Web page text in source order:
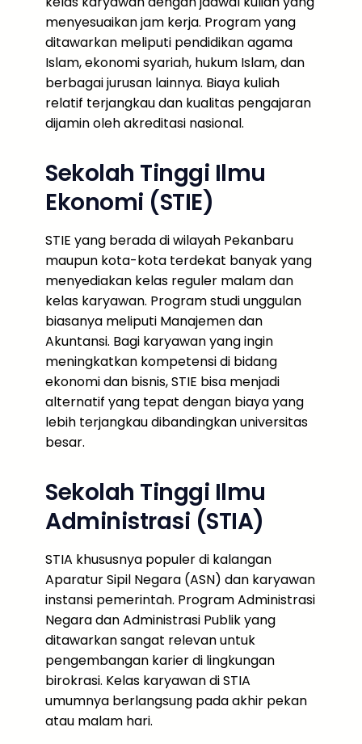
menyesuaikan jam kerja. Program yang
ditawarkan meliputi pendidikan agama
Islam, ekonomi syariah, hukum Islam, dan
berbagai jurusan lainnya. Biaya kuliah
relatif terjangkau dan kualitas pengajaran
dijamin oleh akreditasi nasional.
Sekolah Tinggi Ilmu
Ekonomi (STIE)
STIE yang berada di wilayah Pekanbaru
maupun kota-kota terdekat banyak yang
menyediakan kelas reguler malam dan
kelas karyawan. Program studi unggulan
biasanya meliputi Manajemen dan
Akuntansi. Bagi karyawan yang ingin
meningkatkan kompetensi di bidang
ekonomi dan bisnis, STIE bisa menjadi
alternatif yang tepat dengan biaya yang
lebih terjangkau dibandingkan universitas
besar.
Sekolah Tinggi Ilmu
Administrasi (STIA)
STIA khususnya populer di kalangan
Aparatur Sipil Negara (ASN) dan karyawan
instansi pemerintah. Program Administrasi
Negara dan Administrasi Publik yang
ditawarkan sangat relevan untuk
pengembangan karier di lingkungan
birokrasi. Kelas karyawan di STIA
umumnya berlangsung pada akhir pekan
atau malam hari.